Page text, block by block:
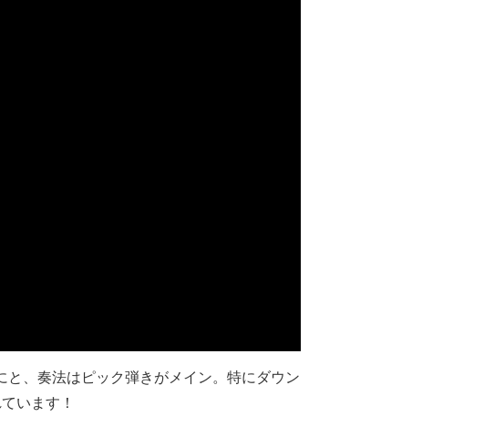
、奏法はピック弾きがメイン。特にダウン
います！